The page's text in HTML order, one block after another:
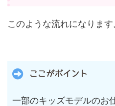
このような流れになります
ここがポイント
一部のキッズモデルのお